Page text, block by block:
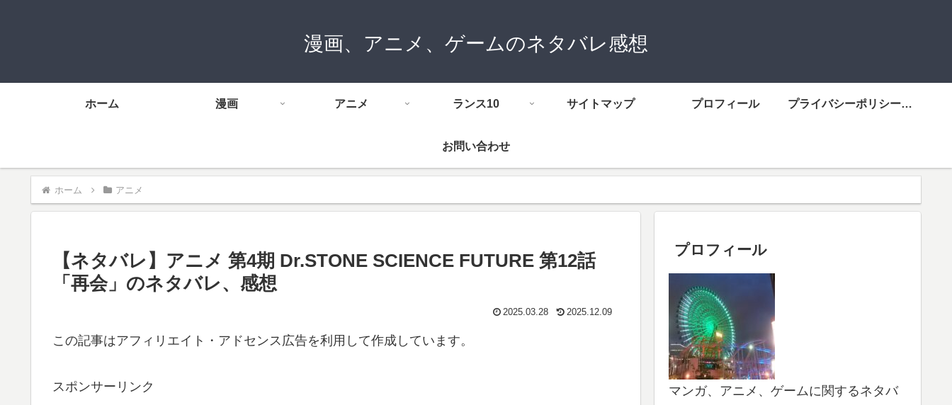
漫画、アニメ、ゲームのネタバレ感想
ホーム 漫画 アニメ ランス10 サイトマップ プロフィール プライバシーポリシーについて
お問い合わせ
ホーム アニメ
【ネタバレ】アニメ 第4期 Dr.STONE SCIENCE FUTURE 第12話
「再会」のネタバレ、感想
2025.03.28 2025.12.09
この記事はアフィリエイト・アドセンス広告を利用して作成しています。
スポンサーリンク
プロフィール
マンガ、アニメ、ゲームに関するネタバ